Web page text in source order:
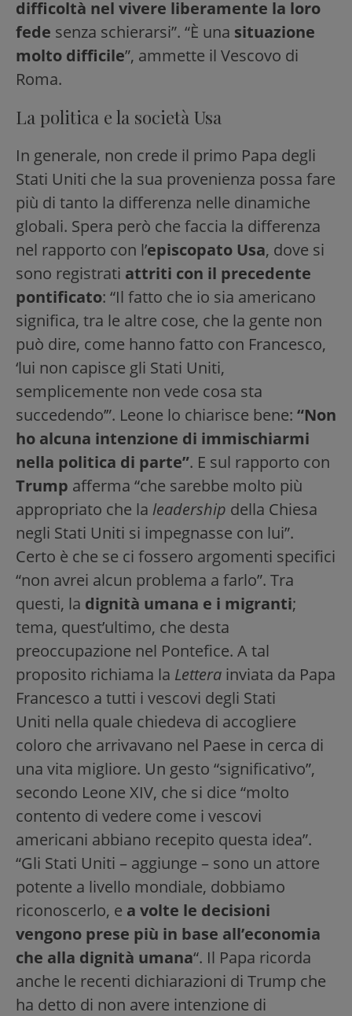
difficoltà nel vivere liberamente la loro
fede senza schierarsi”. “È una situazione
molto difficile”, ammette il Vescovo di
Roma.
La politica e la società Usa
In generale, non crede il primo Papa degli
Stati Uniti che la sua provenienza possa fare
più di tanto la differenza nelle dinamiche
globali. Spera però che faccia la differenza
nel rapporto con l’episcopato Usa, dove si
sono registrati attriti con il precedente
pontificato: “Il fatto che io sia americano
significa, tra le altre cose, che la gente non
può dire, come hanno fatto con Francesco,
‘lui non capisce gli Stati Uniti,
semplicemente non vede cosa sta
succedendo’”. Leone lo chiarisce bene: “Non
ho alcuna intenzione di immischiarmi
nella politica di parte”. E sul rapporto con
Trump afferma “che sarebbe molto più
appropriato che la leadership della Chiesa
negli Stati Uniti si impegnasse con lui”.
Certo è che se ci fossero argomenti specifici
“non avrei alcun problema a farlo”. Tra
questi, la dignità umana e i migranti;
tema, quest’ultimo, che desta
preoccupazione nel Pontefice. A tal
proposito richiama la Lettera inviata da Papa
Francesco a tutti i vescovi degli Stati
Uniti nella quale chiedeva di accogliere
coloro che arrivavano nel Paese in cerca di
una vita migliore. Un gesto “significativo”,
secondo Leone XIV, che si dice “molto
contento di vedere come i vescovi
americani abbiano recepito questa idea”.
“Gli Stati Uniti – aggiunge – sono un attore
potente a livello mondiale, dobbiamo
riconoscerlo, e a volte le decisioni
vengono prese più in base all’economia
che alla dignità umana“. Il Papa ricorda
anche le recenti dichiarazioni di Trump che
ha detto di non avere intenzione di